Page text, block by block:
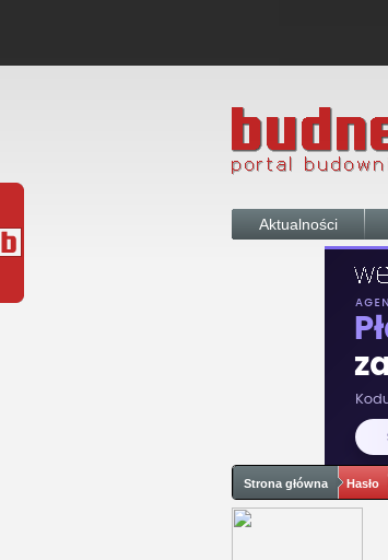
Aktualności
Strona główna Hasło